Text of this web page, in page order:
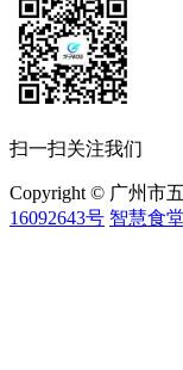
扫一扫关注我们
Copyright © 广州市
16092643号 智慧食堂